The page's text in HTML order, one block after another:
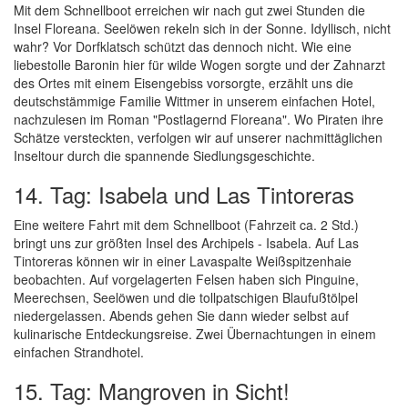
Mit dem Schnellboot erreichen wir nach gut zwei Stunden die
Insel Floreana. Seelöwen rekeln sich in der Sonne. Idyllisch, nicht
wahr? Vor Dorfklatsch schützt das dennoch nicht. Wie eine
liebestolle Baronin hier für wilde Wogen sorgte und der Zahnarzt
des Ortes mit einem Eisengebiss vorsorgte, erzählt uns die
deutschstämmige Familie Wittmer in unserem einfachen Hotel,
nachzulesen im Roman "Postlagernd Floreana". Wo Piraten ihre
Schätze versteckten, verfolgen wir auf unserer nachmittäglichen
Inseltour durch die spannende Siedlungsgeschichte.
14. Tag: Isabela und Las Tintoreras
Eine weitere Fahrt mit dem Schnellboot (Fahrzeit ca. 2 Std.)
bringt uns zur größten Insel des Archipels - Isabela. Auf Las
Tintoreras können wir in einer Lavaspalte Weißspitzenhaie
beobachten. Auf vorgelagerten Felsen haben sich Pinguine,
Meerechsen, Seelöwen und die tollpatschigen Blaufußtölpel
niedergelassen. Abends gehen Sie dann wieder selbst auf
kulinarische Entdeckungsreise. Zwei Übernachtungen in einem
einfachen Strandhotel.
15. Tag: Mangroven in Sicht!